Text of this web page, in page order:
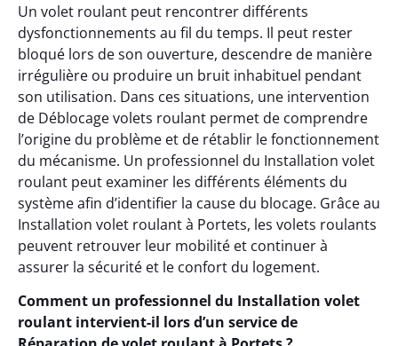
Un volet roulant peut rencontrer différents
dysfonctionnements au fil du temps. Il peut rester
bloqué lors de son ouverture, descendre de manière
irrégulière ou produire un bruit inhabituel pendant
son utilisation. Dans ces situations, une intervention
de Déblocage volets roulant permet de comprendre
l’origine du problème et de rétablir le fonctionnement
du mécanisme. Un professionnel du Installation volet
roulant peut examiner les différents éléments du
système afin d’identifier la cause du blocage. Grâce au
Installation volet roulant à Portets, les volets roulants
peuvent retrouver leur mobilité et continuer à
assurer la sécurité et le confort du logement.
Comment un professionnel du Installation volet
roulant intervient-il lors d’un service de